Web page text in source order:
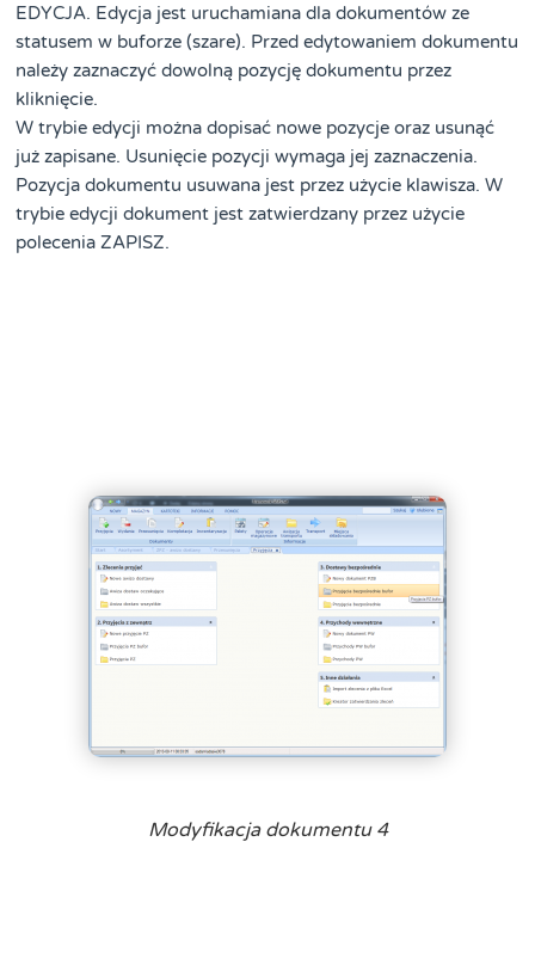
EDYCJA. Edycja jest uruchamiana dla dokumentów ze
statusem w buforze (szare). Przed edytowaniem dokumentu
należy zaznaczyć dowolną pozycję dokumentu przez
kliknięcie.
W trybie edycji można dopisać nowe pozycje oraz usunąć
już zapisane. Usunięcie pozycji wymaga jej zaznaczenia.
Pozycja dokumentu usuwana jest przez użycie klawisza. W
trybie edycji dokument jest zatwierdzany przez użycie
polecenia ZAPISZ.
Modyfikacja dokumentu 4